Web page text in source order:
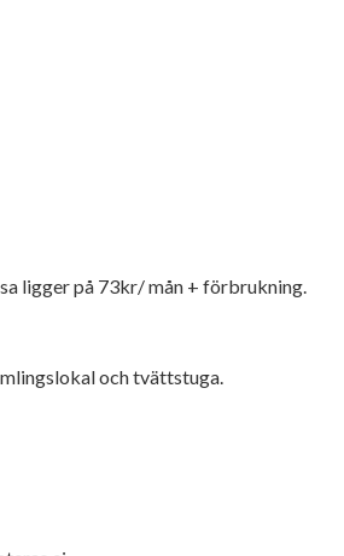
ligger på 73kr/ mån + förbrukning.
och tvättstuga.